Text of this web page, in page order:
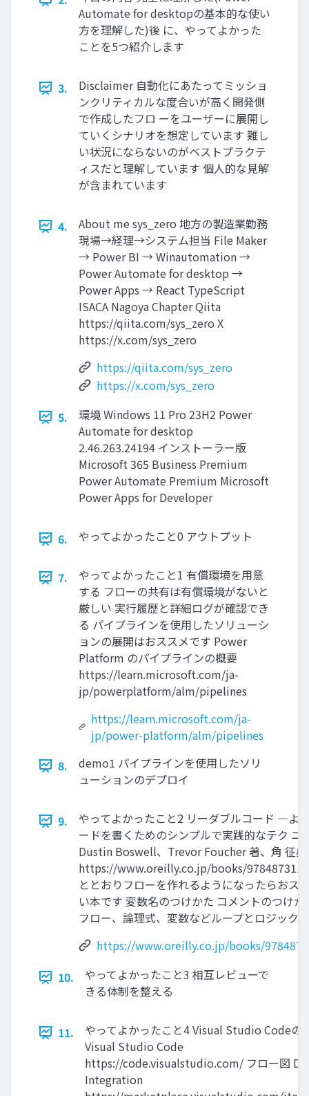
Automate for desktopの基本的な使い
方を理解した)後 に、やってよかった
ことを5つ紹介します
3.
Disclaimer 自動化にあたってミッショ
ンクリティカルな度合いが高く開発側
で作成したフロ ーをユーザーに展開し
ていくシナリオを想定しています 難し
い状況にならないのがベストプラクテ
ィスだと理解しています 個人的な見解
が含まれています
4.
About me sys_zero 地方の製造業勤務
現場→経理→システム担当 File Maker
→ Power BI → Winautomation →
Power Automate for desktop →
Power Apps → React TypeScript
ISACA Nagoya Chapter Qiita
https://qiita.com/sys_zero X
https://x.com/sys_zero
https://qiita.com/sys_zero
https://x.com/sys_zero
5.
環境 Windows 11 Pro 23H2 Power
Automate for desktop
2.46.263.24194 インストーラー版
Microsoft 365 Business Premium
Power Automate Premium Microsoft
Power Apps for Developer
6. やってよかったこと0 アウトプット
7.
やってよかったこと1 有償環境を用意
する フローの共有は有償環境がないと
厳しい 実行履歴と詳細ログが確認でき
る パイプラインを使用したソリューシ
ョンの展開はおススメです Power
Platform のパイプラインの概要
https://learn.microsoft.com/ja-
jp/powerplatform/alm/pipelines
https://learn.microsoft.com/ja-
jp/power-platform/alm/pipelines
8.
demo1 パイプラインを使用したソリ
ューションのデプロイ
9.
やってよかったこと2 リーダブルコード ―よ
ードを書くためのシンプルで実践的なテク ニ
Dustin Boswell、Trevor Foucher 著、角 征
https://www.oreilly.co.jp/books/
ととおりフローを作れるようになったらおス
い本です 変数名のつけかた コメントのつけか
フロー、論理式、変数などループとロジック
https://www.oreilly.co.jp/books/
10.
やってよかったこと3 相互レビューで
きる体制を整える
11.
やってよかったこと4 Visual Studio Codeの
Visual Studio Code
https://code.visualstudio.com/ フロー図
Integration